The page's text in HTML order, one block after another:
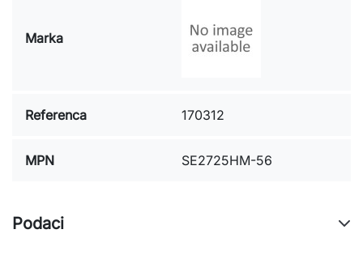
Marka
Referenca 170312
MPN SE2725HM-56
Podaci